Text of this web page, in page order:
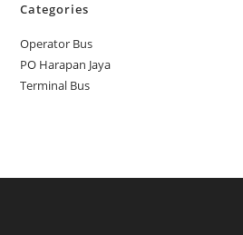
Categories
Operator Bus
PO Harapan Jaya
Terminal Bus